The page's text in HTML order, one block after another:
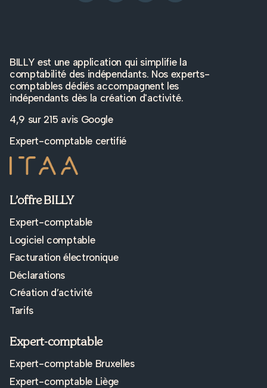
fréquence des déclarations TVA,…
Services supplémentaires
Il est fréquent de voir des suppléments
s’appliquer dès lors que vous posez des
d’accompagnement.
BILLY est une application qui simplifie la
comptabilité des indépendants. Nos experts-
comptables dédiés accompagnent les
indépendants dès la création d'activité.
4,9 sur 215 avis Google
Expert-comptable certifié
L’offre BILLY
Expert-comptable
Logiciel comptable
Facturation électronique
Déclarations
Création d’activité
Tarifs
Expert-comptable
Expert-comptable Bruxelles
Expert-comptable Liège